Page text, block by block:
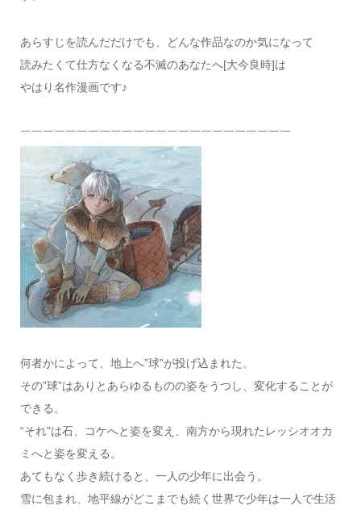
あらすじを読んだだけでも、どんな作品なのか気になって
読みたくて仕方なくなる不滅のあなたへ[大今良時]は
やはり名作漫画です♪
￣￣￣￣￣￣￣￣￣￣￣￣￣￣￣￣￣￣￣￣￣￣￣￣
何者かによって、地上へ”球”が投げ込まれた。
その”球”はありとあらゆるものの姿をうつし、変化することが
できる。
“それ”は石、コケへと姿を変え、南方から現れたレッシオオカ
ミへと姿を変える。
あてもなく歩き続けると、一人の少年に出会う。
雪に包まれ、地平線がどこまでも続く世界で少年は一人で生活